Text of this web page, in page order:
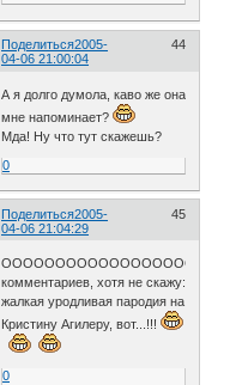
Поделиться 44
2005-
04-06 21:00:04
А я долго думола, каво же она
мне напоминает?
Мда! Ну что тут скажешь?
0
Поделиться 45
2005-
04-06 21:04:29
комментариев, хотя не скажу:
жалкая уродливая пародия на
Кристину Агилеру, вот...!!!
0